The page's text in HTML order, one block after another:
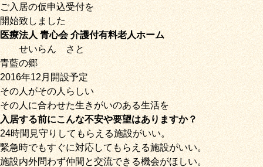
ご入居の仮申込受付を
開始致しました
医療法人 青心会 介護付有料老人ホーム
せいらんさと
青藍の郷
2016年12月開設予定
その人がその人らしい
その人に合わせた生きがいのある生活を
入居する前にこんな不安や要望はありますか？
24時間見守りしてもらえる施設がいい。
緊急時でもすぐに対応してもらえる施設がいい。
施設内外問わず仲間と交流できる機会がほしい。